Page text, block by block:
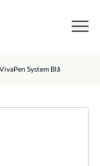
System Blå